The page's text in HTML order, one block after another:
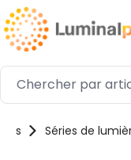
Passer au contenu
Séries de